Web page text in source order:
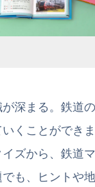
深まる。鉄道
くことができ
ズから、鉄道
も、ヒントや